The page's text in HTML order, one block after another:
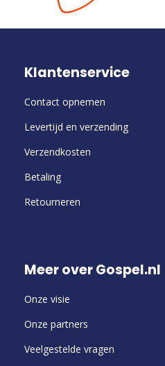
Klantenservice
Contact opnemen
Levertijd en verzending
Verzendkosten
Betaling
Retourneren
Meer over Gospel.nl
Onze visie
Onze partners
Veelgestelde vragen